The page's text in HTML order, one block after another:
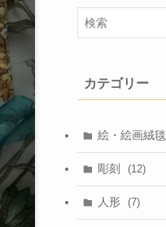
カテゴリー
絵・絵画絨毯
彫刻 (12)
人形 (7)